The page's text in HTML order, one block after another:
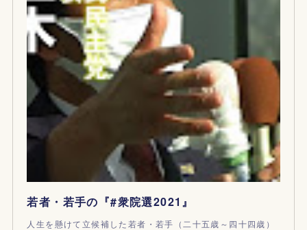
若者・若手の『#衆院選2021』
人生を懸けて立候補した若者・若手（二十五歳～四十四歳）